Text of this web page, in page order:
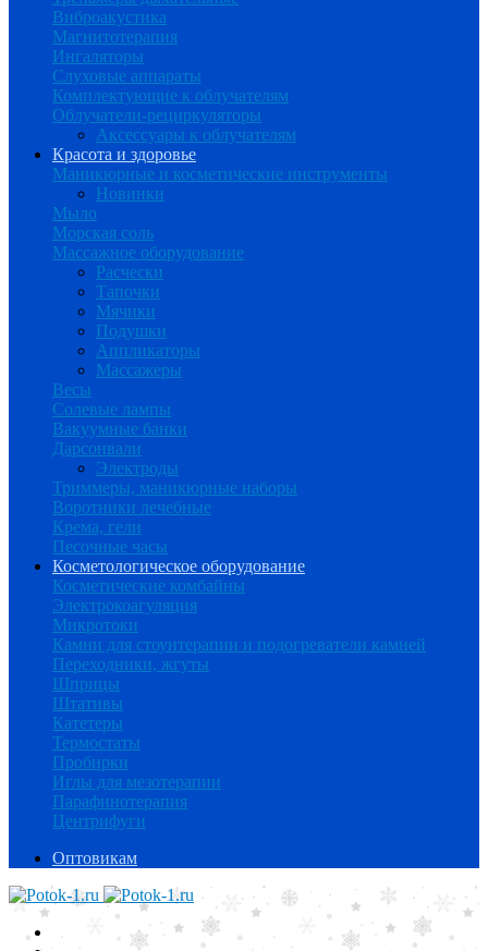
Виброакустика
Магнитотерапия
Ингаляторы
Слуховые аппараты
Комплектующие к облучателям
Облучатели-рециркуляторы
Аксессуары к облучателям
Красота и здоровье
Маникюрные и косметические инструменты
Новинки
Мыло
Морская соль
Массажное оборудование
Расчески
Тапочки
Мячики
Подушки
Аппликаторы
Массажеры
Весы
Солевые лампы
Вакуумные банки
Дарсонвали
Электроды
Триммеры, маникюрные наборы
Воротники лечебные
Крема, гели
Песочные часы
Косметологическое оборудование
Косметические комбайны
Электрокоагуляция
Микротоки
Камни для стоунтерапии и подогреватели камней
Переходники, жгуты
Шприцы
Штативы
Катетеры
Термостаты
Пробирки
Иглы для мезотерапии
Парафинотерапия
Центрифуги
Оптовикам